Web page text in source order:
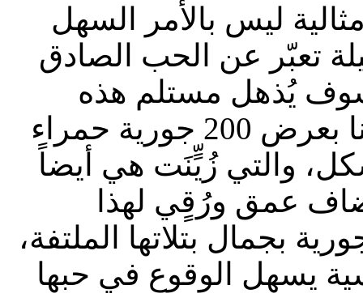
ليس بالأمر السهل
تعبّر عن الحب الصادق
يُذهل مستلم هذه
الأزهار الخلاّبة بأناقتها الخالدة. قمنا بعرض 200 جورية حمراء
والتي زُيٍّنَت هي أيضاً
عمق ورُقٍي لهذا
بجمال بتلاتها الملتفة،